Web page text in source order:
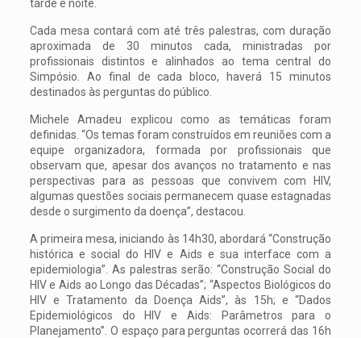
tarde e noite.
Cada mesa contará com até três palestras, com duração
aproximada de 30 minutos cada, ministradas por
profissionais distintos e alinhados ao tema central do
Simpósio. Ao final de cada bloco, haverá 15 minutos
destinados às perguntas do público.
Michele Amadeu explicou como as temáticas foram
definidas. “Os temas foram construídos em reuniões com a
equipe organizadora, formada por profissionais que
observam que, apesar dos avanços no tratamento e nas
perspectivas para as pessoas que convivem com HIV,
algumas questões sociais permanecem quase estagnadas
desde o surgimento da doença”, destacou.
A primeira mesa, iniciando às 14h30, abordará “Construção
histórica e social do HIV e Aids e sua interface com a
epidemiologia”. As palestras serão: “Construção Social do
HIV e Aids ao Longo das Décadas”; “Aspectos Biológicos do
HIV e Tratamento da Doença Aids”, às 15h; e “Dados
Epidemiológicos do HIV e Aids: Parâmetros para o
Planejamento”. O espaço para perguntas ocorrerá das 16h